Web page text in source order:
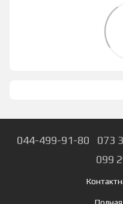
044-499-91-80 073
099
Полная